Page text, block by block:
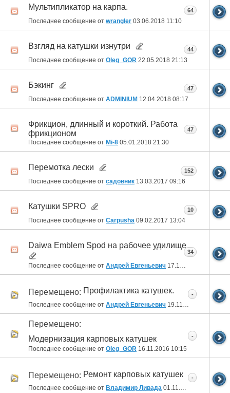
Мультипликатор на карпа.
Последнее сообщение от wrangler 03.06.2018 11:10
64
Взгляд на катушки изнутри
Последнее сообщение от Oleg_GOR 22.05.2018 21:13
44
Бэкинг
Последнее сообщение от ADMINIUM 12.04.2018 08:17
47
Фрикцион, длинный и короткий. Работа
фрикционом
Последнее сообщение от Mi-8 05.01.2018 21:30
47
Перемотка лески
Последнее сообщение от садовник 13.03.2017 09:16
152
Катушки SPRO
Последнее сообщение от Carpusha 09.02.2017 13:04
10
Daiwa Emblem Spod на рабочее удилище
Последнее сообщение от Андрей Евгеньевич 17.12.2016
34
Перемещено: Профилактика катушек.
Последнее сообщение от Андрей Евгеньевич 19.11.2016 19:56
-
Перемещено:
Модернизация карповых катушек
Последнее сообщение от Oleg_GOR 16.11.2016 10:15
-
Перемещено: Ремонт карповых катушек
Последнее сообщение от Владимир Ливада 01.11.2016
-